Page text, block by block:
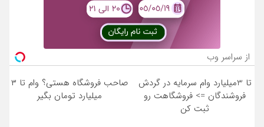
از سراسر وب
تا 3میلیارد وام سرمایه در گردش
فروشندگان => فروشگاهت رو
ثبت کن
صاحب فروشگاه هستی؟ وام تا ۳
میلیارد تومان بگیر